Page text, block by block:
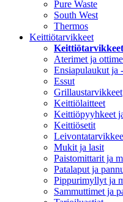
Pure Waste
South West
Thermos
Keittiötarvikkeet
Keittiötarvikkeet
Aterimet ja
Ensiapulaukut ja
Essut
Grillaustarvikkeet
Keittiölaitteet
Keittiöpyyhkeet
Keittiösetit
Mukit ja lasit
Paistomittarit ja
Patalaput ja
Pippurimyllyt ja
Sammuttimet ja